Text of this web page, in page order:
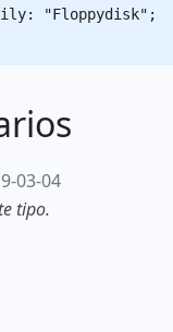
"Floppydisk";
03-04
tipo.